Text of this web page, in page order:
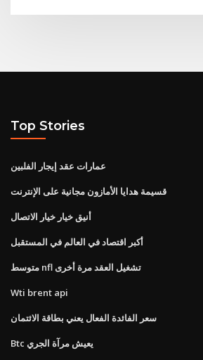
Top Stories
عمارات عقد إيجار الفلبين
قسيمة هدايا الأمازون مجانية على الإنترنت
أنيق خيار خيار الاتصال
أكبر اقتصاد في العالم في المستقبل
متوسط ​​nfl تشغيل العقد مرة أخرى
Wti brent api
سعر الفائدة الفعال يعني بطاقة الائتمان
Btc يعيش مرآة الجري